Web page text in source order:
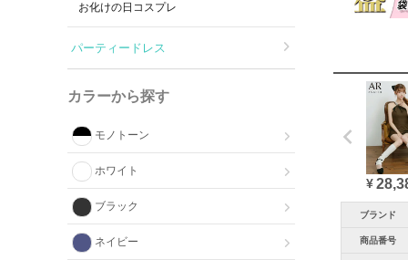
お化けの日コスプレ
パーティードレス
カラーから探す
モノトーン
ホワイト
ブラック
ネイビー
¥
ブランド
商品番号